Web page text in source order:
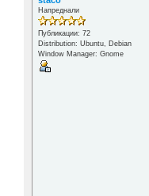
Напреднали
Публикации: 72
Distribution: Ubuntu, Debian
Window Manager: Gnome